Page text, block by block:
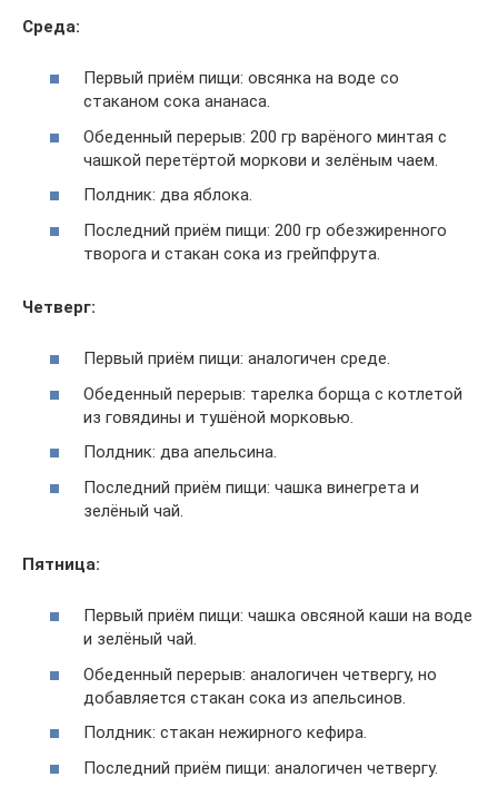
Среда:
Первый приём пищи: овсянка на воде со
стаканом сока ананаса.
Обеденный перерыв: 200 гр варёного минтая с
чашкой перетёртой моркови и зелёным чаем.
Полдник: два яблока.
Последний приём пищи: 200 гр обезжиренного
творога и стакан сока из грейпфрута.
Четверг:
Первый приём пищи: аналогичен среде.
Обеденный перерыв: тарелка борща с котлетой
из говядины и тушёной морковью.
Полдник: два апельсина.
Последний приём пищи: чашка винегрета и
зелёный чай.
Пятница:
Первый приём пищи: чашка овсяной каши на воде
и зелёный чай.
Обеденный перерыв: аналогичен четвергу, но
добавляется стакан сока из апельсинов.
Полдник: стакан нежирного кефира.
Последний приём пищи: аналогичен четвергу.